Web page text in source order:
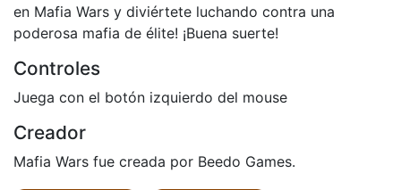
en Mafia Wars y diviértete luchando contra una
poderosa mafia de élite! ¡Buena suerte!
Controles
Juega con el botón izquierdo del mouse
Creador
Mafia Wars fue creada por Beedo Games.